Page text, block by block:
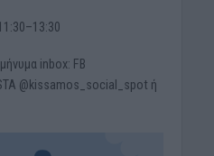
inbox: FB
@kissamos_social_spot ή